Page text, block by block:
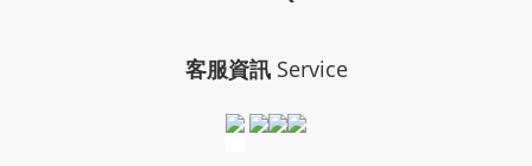
客服資訊 Service